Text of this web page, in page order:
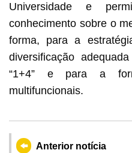
Universidade e
conhecimento sobre o
forma, para a
diversificação
“1+4” e para a
multifuncionais.
Anterior notícia